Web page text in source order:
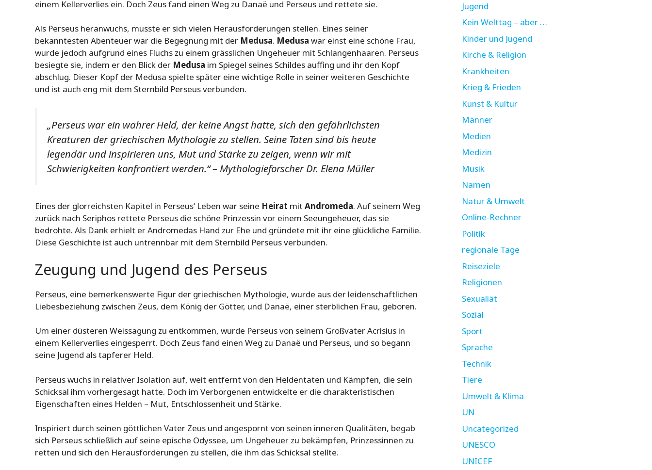
einem Kellerverlies ein. Doch Zeus fand einen Weg zu Danaë und Perseus und rettete sie.
Als Perseus heranwuchs, musste er sich vielen Herausforderungen stellen. Eines seiner
bekanntesten Abenteuer war die Begegnung mit der Medusa. Medusa war einst eine schöne Frau,
wurde jedoch aufgrund eines Fluchs zu einem grässlichen Ungeheuer mit Schlangenhaaren. Perseus
besiegte sie, indem er den Blick der Medusa im Spiegel seines Schildes auffing und ihr den Kopf
abschlug. Dieser Kopf der Medusa spielte später eine wichtige Rolle in seiner weiteren Geschichte
und ist auch eng mit dem Sternbild Perseus verbunden.
„Perseus war ein wahrer Held, der keine Angst hatte, sich den gefährlichsten
Kreaturen der griechischen Mythologie zu stellen. Seine Taten sind bis heute
legendär und inspirieren uns, Mut und Stärke zu zeigen, wenn wir mit
Schwierigkeiten konfrontiert werden.“ – Mythologieforscher Dr. Elena Müller
Eines der glorreichsten Kapitel in Perseus‘ Leben war seine Heirat mit Andromeda. Auf seinem Weg
zurück nach Seriphos rettete Perseus die schöne Prinzessin vor einem Seeungeheuer, das sie
bedrohte. Als Dank erhielt er Andromedas Hand zur Ehe und gründete mit ihr eine glückliche Familie.
Diese Geschichte ist auch untrennbar mit dem Sternbild Perseus verbunden.
Zeugung und Jugend des Perseus
Perseus, eine bemerkenswerte Figur der griechischen Mythologie, wurde aus der leidenschaftlichen
Liebesbeziehung zwischen Zeus, dem König der Götter, und Danaë, einer sterblichen Frau, geboren.
Um einer düsteren Weissagung zu entkommen, wurde Perseus von seinem Großvater Acrisius in
einem Kellerverlies eingesperrt. Doch Zeus fand einen Weg zu Danaë und Perseus, und so begann
seine Jugend als tapferer Held.
Perseus wuchs in relativer Isolation auf, weit entfernt von den Heldentaten und Kämpfen, die sein
Schicksal ihm vorhergesagt hatte. Doch im Verborgenen entwickelte er die charakteristischen
Eigenschaften eines Helden – Mut, Entschlossenheit und Stärke.
Inspiriert durch seinen göttlichen Vater Zeus und angespornt von seinen inneren Qualitäten, begab
sich Perseus schließlich auf seine epische Odyssee, um Ungeheuer zu bekämpfen, Prinzessinnen zu
retten und sich den Herausforderungen zu stellen, die ihm das Schicksal stellte.
Jugend
Kein Welttag – aber …
Kinder und Jugend
Kirche & Religion
Krankheiten
Krieg & Frieden
Kunst & Kultur
Männer
Medien
Medizin
Musik
Namen
Natur & Umwelt
Online-Rechner
Politik
regionale Tage
Reiseziele
Religionen
Sexualiät
Sozial
Sport
Sprache
Technik
Tiere
Umwelt & Klima
UN
Uncategorized
UNESCO
UNICEF